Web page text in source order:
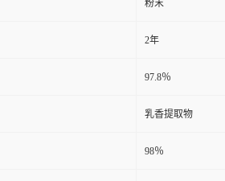
粉末
2年
97.8％
乳香提取物
98％